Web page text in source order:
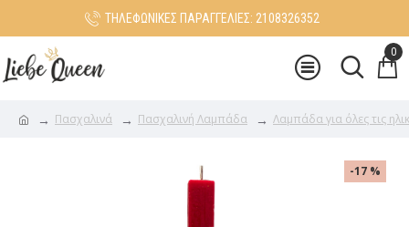
ΤΗΛΕΦΩΝΙΚΕΣ ΠΑΡΑΓΓΕΛΙΕΣ: 2108326352
0
Πασχαλινά Πασχαλινή Λαμπάδα Λαμπάδα για όλες τις
-17 %